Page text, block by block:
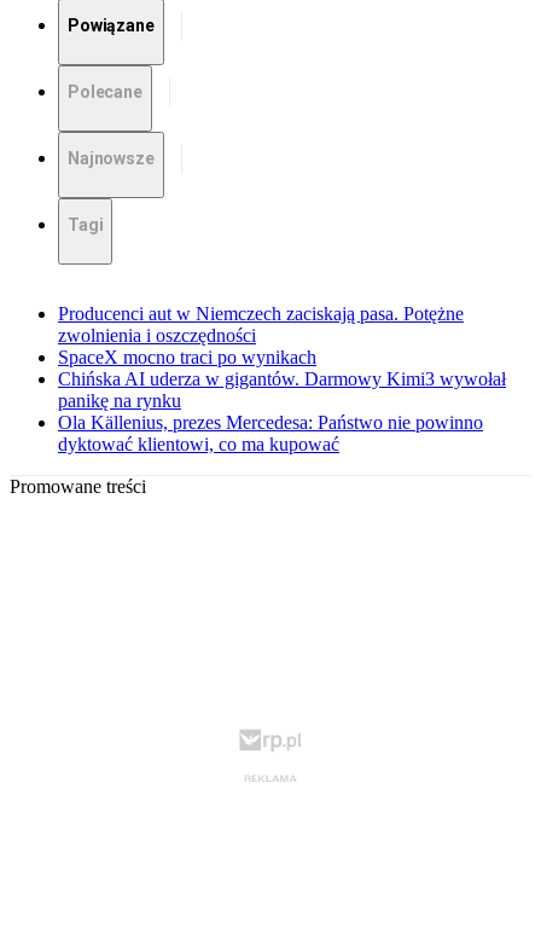
Powiązane
Polecane
Najnowsze
Tagi
Producenci aut w Niemczech zaciskają pasa. Potężne
zwolnienia i oszczędności
SpaceX mocno traci po wynikach
Chińska AI uderza w gigantów. Darmowy Kimi3 wywołał
panikę na rynku
Ola Källenius, prezes Mercedesa: Państwo nie powinno
dyktować klientowi, co ma kupować
Promowane treści